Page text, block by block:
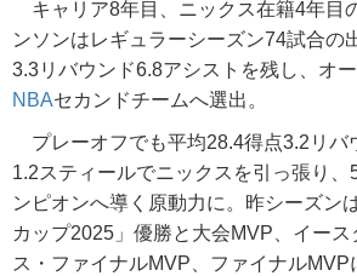
キャリア8年目、ニックス在籍4年目
ンソンはレギュラーシーズン74試合の
3.3リバウンド6.8アシストを残し、オ
NBAセカンドチームへ選出。
プレーオフでも平均28.4得点3.2リバ
1.2スティールでニックスを引っ張り、
ンピオンへ導く原動力に。昨シーズン
カップ2025」優勝と大会MVP、イー
ス・ファイナルMVP、ファイナルMVP